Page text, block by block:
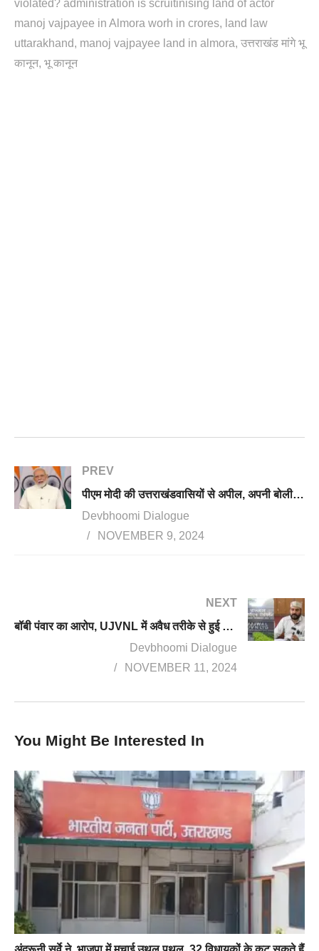
violated? administration is scruitinising land of actor
manoj vajpayee in Almora worh in crores
land law
uttarakhand
manoj vajpayee land in almora उत्तराखंड मांगे भू
कानून भू कानून
PREV
पीएम मोदी की उत्तराखंडवासियों से अपील, अपनी बोली भाषा बचाएं, उजड़े गांवों को संवारें
Devbhoomi Dialogue
NOVEMBER 9, 2024
NEXT
बॉबी पंवार का आरोप, UJVNL में अवैध तरीके से हुई कई भर्तियां, अवैध नियुक्ति पाने वालों को दिए गए मलाईदार पद
Devbhoomi Dialogue
NOVEMBER 11, 2024
You Might Be Interested In